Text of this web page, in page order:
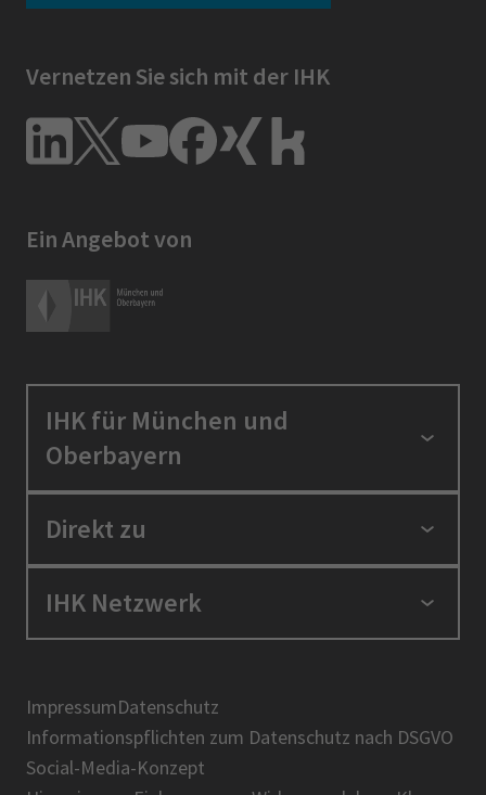
Vernetzen Sie sich mit der IHK
Ein Angebot von
IHK für München und
Oberbayern
Standortpolitik
Berufszugang
Über uns
Direkt zu
Positionen
Presse
IHK-Magazin
IHK Netzwerk
BIHK
DIHK
AHK
ImpressumDatenschutz
Informationspflichten zum Datenschutz nach DSGVO
Social-Media-Konzept